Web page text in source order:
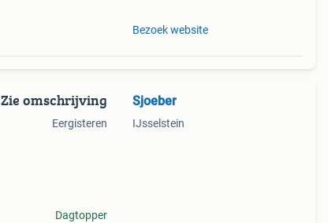
Bezoek website
Zie omschrijving
Eergisteren
Dagtopper
Sjoeber
IJsselstein